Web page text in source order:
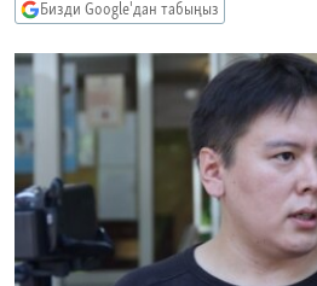
ЭКСПЕРТТЕР ТАЛДАЙТ
БИЗ ЖАНА ДҮЙНӨ
ДАНИСТЕ
ЭЖЕ-СИҢДИЛЕР
АЗАТТЫК+
ЫҢГАЙСЫЗ СУРООЛОР
ӨЗГӨЧӨ ПИКИР
Русский
ОНЛАЙН ШЕРИНЕ
Бизди Google'дан табыңыз